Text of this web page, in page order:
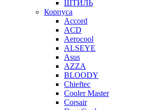
ШТИЛЬ
Корпуса
Accord
ACD
Aerocool
ALSEYE
Asus
AZZA
BLOODY
Chieftec
Cooler Master
Corsair